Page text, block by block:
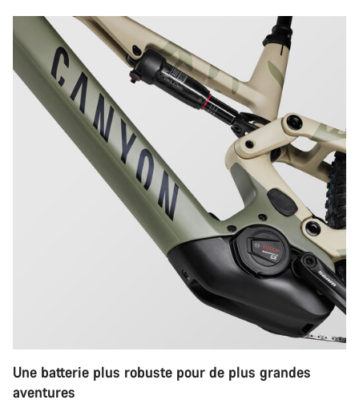
Une batterie plus robuste pour de plus grandes
aventures